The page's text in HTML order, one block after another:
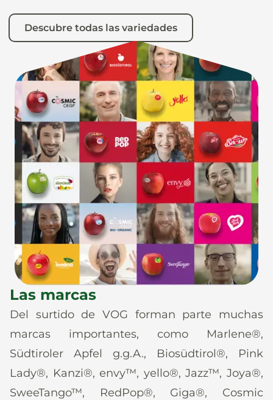
Descubre todas las variedades
Las marcas
Del surtido de VOG forman parte muchas
marcas importantes, como Marlene®,
Südtiroler Apfel g.g.A., Biosüdtirol®, Pink
Lady®, Kanzi®, envy™, yello®, Jazz™, Joya®,
SweeTango™, RedPop®, Giga®, Cosmic